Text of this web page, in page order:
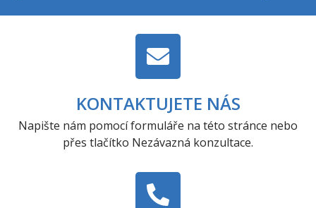
KONTAKTUJETE NÁS
Napište nám pomocí formuláře na této stránce nebo
přes tlačítko Nezávazná konzultace.